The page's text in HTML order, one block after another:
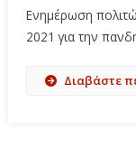
Ενημέρωση
2021 για την
Διαβάστε